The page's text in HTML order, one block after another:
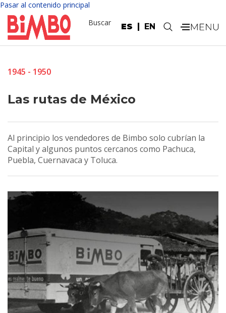
Pasar al contenido principal
ES EN
Buscar .
1945 - 1950
Las rutas de México
Al principio los vendedores de Bimbo solo cubrían la
Capital y algunos puntos cercanos como Pachuca,
Puebla, Cuernavaca y Toluca.